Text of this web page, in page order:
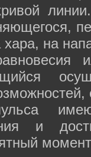
на
и